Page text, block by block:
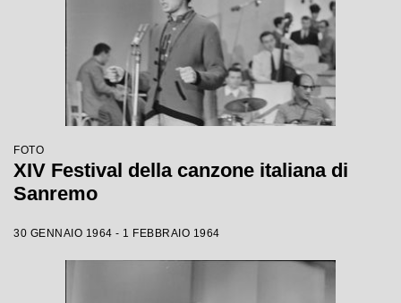
FOTO
XIV Festival della canzone italiana di
Sanremo
30 GENNAIO 1964 - 1 FEBBRAIO 1964